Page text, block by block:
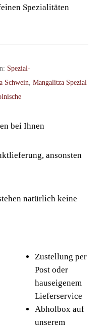
Spezialitäten
Spezial-
Schwein, Mangalitza Spezial
bei Ihnen
ansonsten
natürlich keine
Zustellung per
Post oder
hauseigenem
Lieferservice
Abholbox auf
unserem